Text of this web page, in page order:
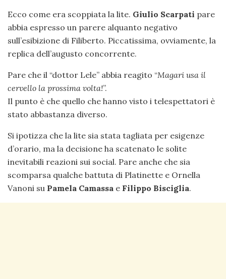
Ecco come era scoppiata la lite. Giulio Scarpati pare
abbia espresso un parere alquanto negativo
sull’esibizione di Filiberto. Piccatissima, ovviamente, la
replica dell’augusto concorrente.
Pare che il “dottor Lele” abbia reagito “Magari usa il
cervello la prossima volta!”.
Il punto è che quello che hanno visto i telespettatori è
stato abbastanza diverso.
Si ipotizza che la lite sia stata tagliata per esigenze
d’orario, ma la decisione ha scatenato le solite
inevitabili reazioni sui social. Pare anche che sia
scomparsa qualche battuta di Platinette e Ornella
Vanoni su Pamela Camassa e Filippo Bisciglia.